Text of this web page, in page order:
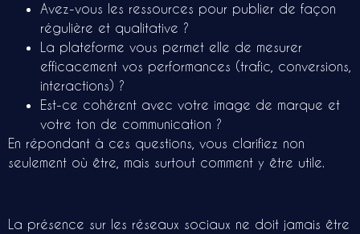
Avez-vous les ressources pour publier de façon
régulière et qualitative ?
La plateforme vous permet elle de mesurer
efficacement vos performances (trafic, conversions,
interactions) ?
Est-ce cohérent avec votre image de marque et
votre ton de communication ?
En répondant à ces questions, vous clarifiez non
seulement où être, mais surtout comment y être utile.
La présence sur les réseaux sociaux ne doit jamais être